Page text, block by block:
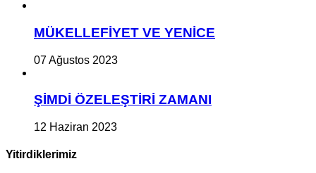
MÜKELLEFİYET VE YENİCE
07 Ağustos 2023
ŞİMDİ ÖZELEŞTİRİ ZAMANI
12 Haziran 2023
Yitirdiklerimiz